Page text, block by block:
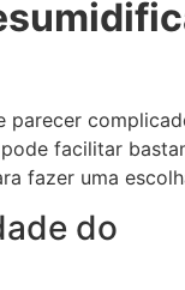
parecer
facilitar
fazer uma
do